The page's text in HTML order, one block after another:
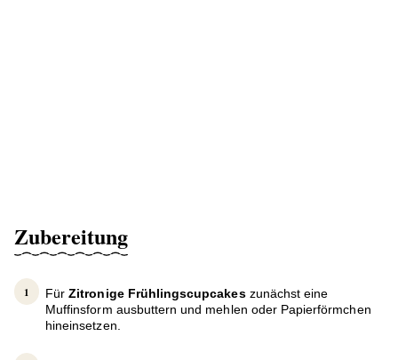
Zubereitung
FürZitronige Frühlingscupcakeszunächst eine
Muffinsform ausbuttern und mehlen oder Papierförmchen
hineinsetzen.